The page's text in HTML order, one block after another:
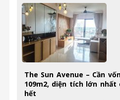
The Sun Avenue – Cần
109m2, diện tích lớn
hết